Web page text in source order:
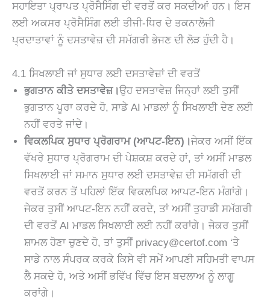
ਸਹਾਇਤਾ ਪ੍ਰਾਪਤ ਪ੍ਰੋਸੈਸਿੰਗ ਦੀ ਵਰਤੋਂ ਕਰ ਸਕਦੀਆਂ ਹਨ। ਇਸ
ਲਈ ਅਕਸਰ ਪ੍ਰੋਸੈਸਿੰਗ ਲਈ ਤੀਜੀ-ਧਿਰ ਦੇ ਤਕਨਾਲੋਜੀ
ਪ੍ਰਦਾਤਾਵਾਂ ਨੂੰ ਦਸਤਾਵੇਜ਼ ਦੀ ਸਮੱਗਰੀ ਭੇਜਣ ਦੀ ਲੋੜ ਹੁੰਦੀ ਹੈ।
4.1 ਸਿਖਲਾਈ ਜਾਂ ਸੁਧਾਰ ਲਈ ਦਸਤਾਵੇਜ਼ਾਂ ਦੀ ਵਰਤੋਂ
ਭੁਗਤਾਨ ਕੀਤੇ ਦਸਤਾਵੇਜ਼।ਉਹ ਦਸਤਾਵੇਜ਼ ਜਿਨ੍ਹਾਂ ਲਈ ਤੁਸੀਂ
ਭੁਗਤਾਨ ਪੂਰਾ ਕਰਦੇ ਹੋ, ਸਾਡੇ AI ਮਾਡਲਾਂ ਨੂੰ ਸਿਖਲਾਈ ਦੇਣ ਲਈ
ਨਹੀਂ ਵਰਤੇ ਜਾਂਦੇ।
ਵਿਕਲਪਿਕ ਸੁਧਾਰ ਪ੍ਰੋਗਰਾਮ (ਆਪਟ-ਇਨ)।ਜੇਕਰ ਅਸੀਂ ਇੱਕ
ਵੱਖਰੇ ਸੁਧਾਰ ਪ੍ਰੋਗਰਾਮ ਦੀ ਪੇਸ਼ਕਸ਼ ਕਰਦੇ ਹਾਂ, ਤਾਂ ਅਸੀਂ ਮਾਡਲ
ਸਿਖਲਾਈ ਜਾਂ ਸਮਾਨ ਸੁਧਾਰ ਲਈ ਦਸਤਾਵੇਜ਼ ਦੀ ਸਮੱਗਰੀ ਦੀ
ਵਰਤੋਂ ਕਰਨ ਤੋਂ ਪਹਿਲਾਂ ਇੱਕ ਵਿਕਲਪਿਕ ਆਪਟ-ਇਨ ਮੰਗਾਂਗੇ।
ਜੇਕਰ ਤੁਸੀਂ ਆਪਟ-ਇਨ ਨਹੀਂ ਕਰਦੇ, ਤਾਂ ਅਸੀਂ ਤੁਹਾਡੀ ਸਮੱਗਰੀ
ਦੀ ਵਰਤੋਂ AI ਮਾਡਲ ਸਿਖਲਾਈ ਲਈ ਨਹੀਂ ਕਰਾਂਗੇ। ਜੇਕਰ ਤੁਸੀਂ
ਸ਼ਾਮਲ ਹੋਣਾ ਚੁਣਦੇ ਹੋ, ਤਾਂ ਤੁਸੀਂ privacy@certof.com ‘ਤੇ
ਸਾਡੇ ਨਾਲ ਸੰਪਰਕ ਕਰਕੇ ਕਿਸੇ ਵੀ ਸਮੇਂ ਆਪਣੀ ਸਹਿਮਤੀ ਵਾਪਸ
ਲੈ ਸਕਦੇ ਹੋ, ਅਤੇ ਅਸੀਂ ਭਵਿੱਖ ਵਿੱਚ ਇਸ ਬਦਲਾਅ ਨੂੰ ਲਾਗੂ
ਕਰਾਂਗੇ।